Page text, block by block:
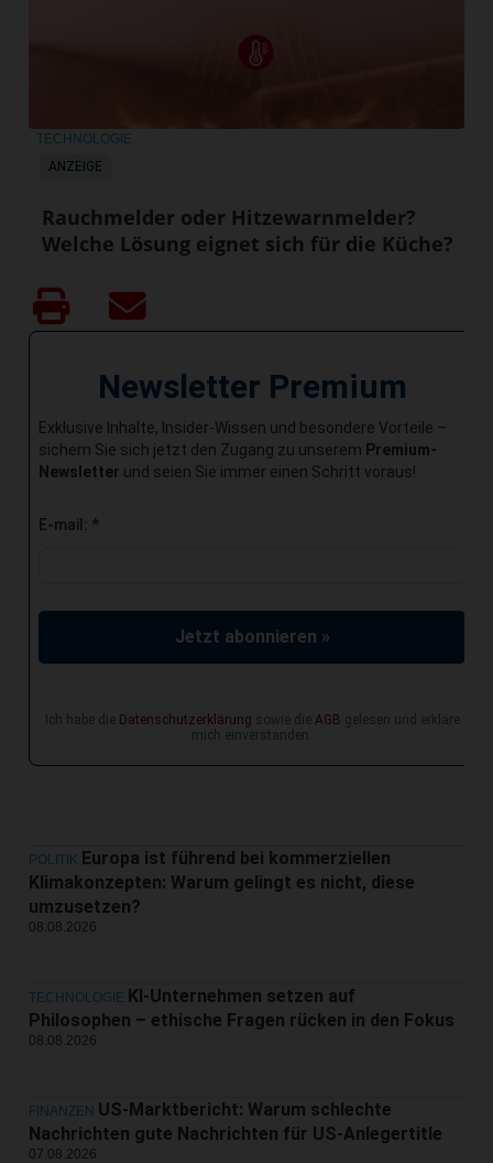
ANZEIGE
TECHNOLOGIE
Rauchmelder oder Hitzewarnmelder?
Welche Lösung eignet sich für die Küche?
Newsletter Premium
Exklusive Inhalte, Insider-Wissen und besondere Vorteile –
sichern Sie sich jetzt den Zugang zu unserem Premium-
Newsletter und seien Sie immer einen Schritt voraus!
E-mail: *
Jetzt abonnieren »
Ich habe die Datenschutzerklärung sowie die AGB gelesen und erkläre
mich einverstanden.
POLITIK Europa ist führend bei kommerziellen
Klimakonzepten: Warum gelingt es nicht, diese
umzusetzen?
08.08.2026
TECHNOLOGIE KI-Unternehmen setzen auf
Philosophen – ethische Fragen rücken in den Fokus
08.08.2026
FINANZEN US-Marktbericht: Warum schlechte
Nachrichten gute Nachrichten für US-Anlegertitle
07.08.2026